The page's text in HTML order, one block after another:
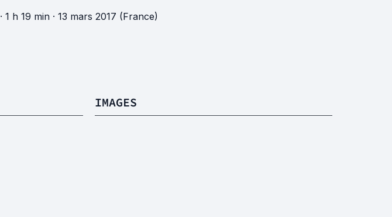
· 1 h 19 min · 13 mars 2017 (France)
IMAGES